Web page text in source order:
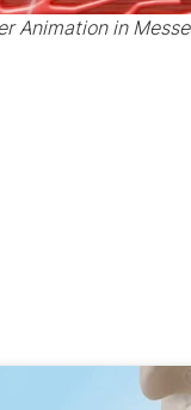
Animation in